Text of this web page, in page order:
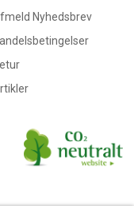
Nyhedsbrev